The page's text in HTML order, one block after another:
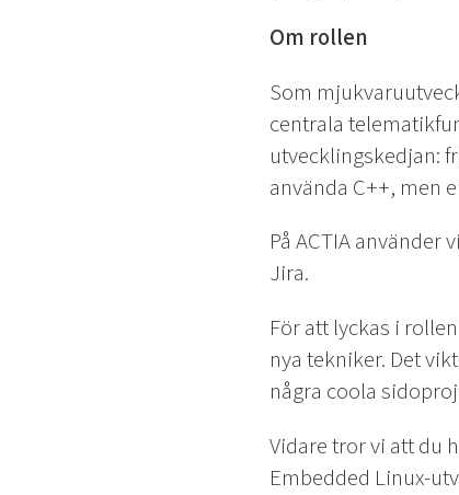
Om rollen
Som
centrala
utvecklingskedjan:
använda C++, men
På ACTIA
Jira.
För att lyckas i
nya tekniker. Det
några coola
Vidare tror vi att du
Embedded Linux-